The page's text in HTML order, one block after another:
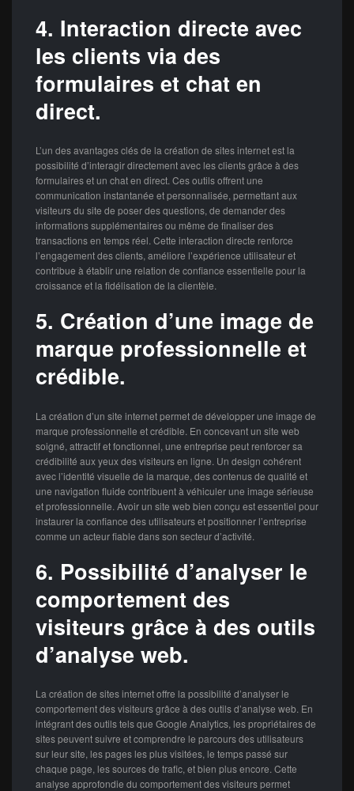
4. Interaction directe avec
les clients via des
formulaires et chat en
direct.
L’un des avantages clés de la création de sites internet est la
possibilité d’interagir directement avec les clients grâce à des
formulaires et un chat en direct. Ces outils offrent une
communication instantanée et personnalisée, permettant aux
visiteurs du site de poser des questions, de demander des
informations supplémentaires ou même de finaliser des
transactions en temps réel. Cette interaction directe renforce
l’engagement des clients, améliore l’expérience utilisateur et
contribue à établir une relation de confiance essentielle pour la
croissance et la fidélisation de la clientèle.
5. Création d’une image de
marque professionnelle et
crédible.
La création d’un site internet permet de développer une image de
marque professionnelle et crédible. En concevant un site web
soigné, attractif et fonctionnel, une entreprise peut renforcer sa
crédibilité aux yeux des visiteurs en ligne. Un design cohérent
avec l’identité visuelle de la marque, des contenus de qualité et
une navigation fluide contribuent à véhiculer une image sérieuse
et professionnelle. Avoir un site web bien conçu est essentiel pour
instaurer la confiance des utilisateurs et positionner l’entreprise
comme un acteur fiable dans son secteur d’activité.
6. Possibilité d’analyser le
comportement des
visiteurs grâce à des outils
d’analyse web.
La création de sites internet offre la possibilité d’analyser le
comportement des visiteurs grâce à des outils d’analyse web. En
intégrant des outils tels que Google Analytics, les propriétaires de
sites peuvent suivre et comprendre le parcours des utilisateurs
sur leur site, les pages les plus visitées, le temps passé sur
chaque page, les sources de trafic, et bien plus encore. Cette
analyse approfondie du comportement des visiteurs permet